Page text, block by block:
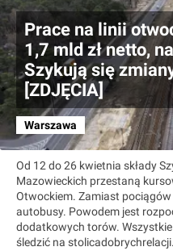
Prace na linii
1,7 mld zł netto,
Szykują się
[ZDJĘCIA]
Warszawa
Od 12 do 26 kwietnia składy
Mazowieckich przestaną
Otwockiem. Zamiast
autobusy. Powodem jest
dodatkowych torów.
śledzić na